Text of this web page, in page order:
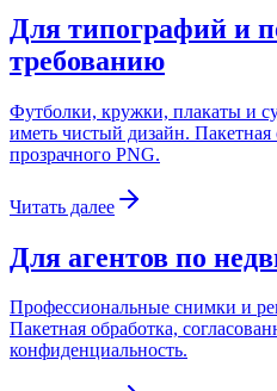
Для типографий и
требованию
Футболки, кружки, плакаты и
иметь чистый дизайн. Пакетная
прозрачного PNG.
Читать далее
Для агентов по
Профессиональные снимки и
Пакетная обработка,
конфиденциальность.